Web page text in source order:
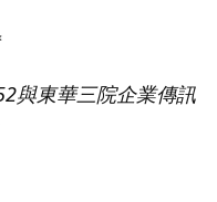
與東華三院企業傳訊